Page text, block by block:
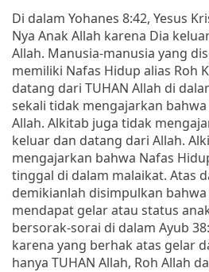
Di dalam Yohanes 8:42, Yesus
Nya Anak Allah karena Dia
Allah. Manusia-manusia yang
memiliki Nafas Hidup alias Roh
datang dari TUHAN Allah di
sekali tidak mengajarkan
Allah. Alkitab juga tidak
keluar dan datang dari Allah.
mengajarkan bahwa Nafas
tinggal di dalam malaikat. Atas
demikianlah disimpulkan
mendapat gelar atau status
bersorak-sorai di dalam Ayub
karena yang berhak atas gelar
hanya TUHAN Allah, Roh Allah